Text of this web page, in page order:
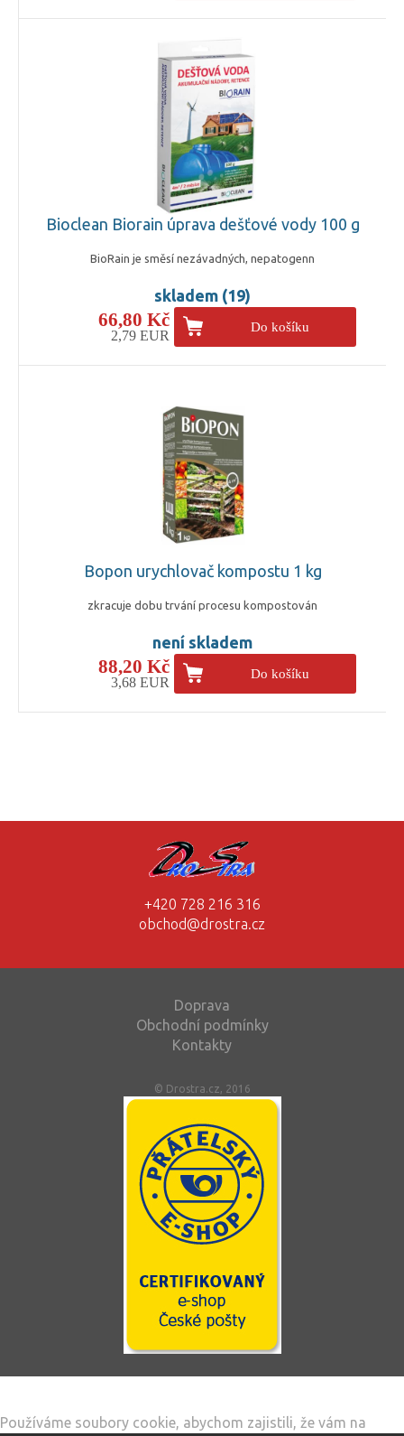
Bioclean Biorain úprava dešťové vody 100 g
BioRain je směsí nezávadných, nepatogenn
skladem (19)
66,80 Kč
2,79 EUR
Do košíku
Bopon urychlovač kompostu 1 kg
zkracuje dobu trvání procesu kompostován
není skladem
88,20 Kč
3,68 EUR
Do košíku
+420 728 216 316
obchod@drostra.cz
Doprava
Obchodní podmínky
Kontakty
© Drostra.cz, 2016
Používáme soubory cookie, abychom zajistili, že vám na